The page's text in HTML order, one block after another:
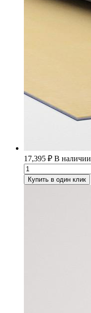
17,395 ₽ В наличии
Купить в один клик